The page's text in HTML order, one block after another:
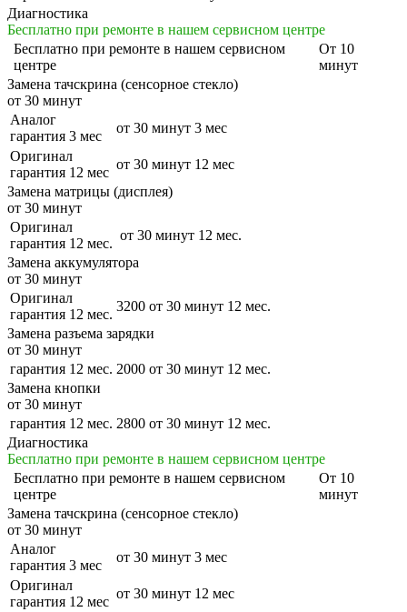
Диагностика
Бесплатно при ремонте в нашем сервисном центре
Бесплатно при ремонте в нашем сервисном
центре
От 10
минут
Замена тачскрина (сенсорное стекло)
от 30 минут
Аналог
гарантия 3 мес
от 30 минут 3 мес
Оригинал
гарантия 12 мес
от 30 минут 12 мес
Замена матрицы (дисплея)
от 30 минут
Оригинал
гарантия 12 мес.
от 30 минут 12 мес.
Замена аккумулятора
от 30 минут
Оригинал
гарантия 12 мес.
3200 от 30 минут 12 мес.
Замена разъема зарядки
от 30 минут
гарантия 12 мес. 2000 от 30 минут 12 мес.
Замена кнопки
от 30 минут
гарантия 12 мес. 2800 от 30 минут 12 мес.
Диагностика
Бесплатно при ремонте в нашем сервисном центре
Бесплатно при ремонте в нашем сервисном
центре
От 10
минут
Замена тачскрина (сенсорное стекло)
от 30 минут
Аналог
гарантия 3 мес
от 30 минут 3 мес
Оригинал
гарантия 12 мес
от 30 минут 12 мес